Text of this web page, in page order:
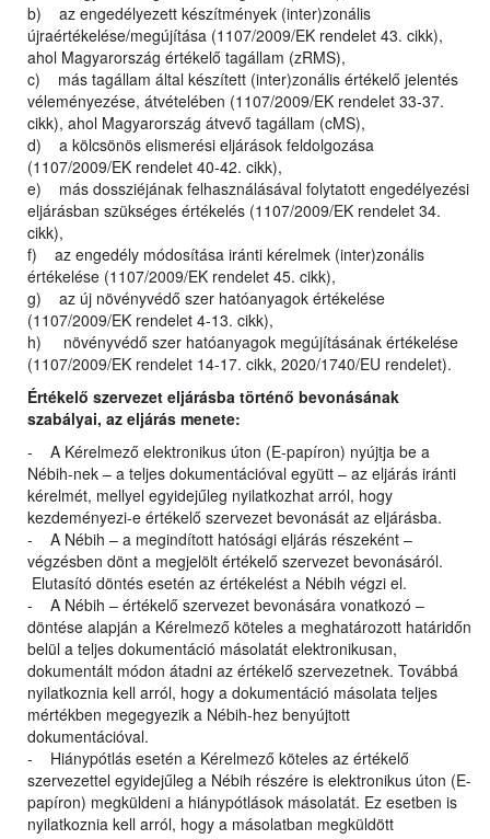
b) az engedélyezett készítmények (inter)zonális
újraértékelése/megújítása (1107/2009/EK rendelet 43. cikk),
ahol Magyarország értékelő tagállam (zRMS),
c) más tagállam által készített (inter)zonális értékelő jelentés
véleményezése, átvételében (1107/2009/EK rendelet 33-37.
cikk), ahol Magyarország átvevő tagállam (cMS),
d) a kölcsönös elismerési eljárások feldolgozása
(1107/2009/EK rendelet 40-42. cikk),
e) más dossziéjának felhasználásával folytatott engedélyezési
eljárásban szükséges értékelés (1107/2009/EK rendelet 34.
cikk),
f) az engedély módosítása iránti kérelmek (inter)zonális
értékelése (1107/2009/EK rendelet 45. cikk),
g) az új növényvédő szer hatóanyagok értékelése
(1107/2009/EK rendelet 4-13. cikk),
h) növényvédő szer hatóanyagok megújításának értékelése
(1107/2009/EK rendelet 14-17. cikk, 2020/1740/EU rendelet).
Értékelő szervezet eljárásba történő bevonásának
szabályai, az eljárás menete:
- A Kérelmező elektronikus úton (E-papíron) nyújtja be a
Nébih-nek – a teljes dokumentációval együtt – az eljárás iránti
kérelmét, mellyel egyidejűleg nyilatkozhat arról, hogy
kezdeményezi-e értékelő szervezet bevonását az eljárásba.
- A Nébih – a megindított hatósági eljárás részeként –
végzésben dönt a megjelölt értékelő szervezet bevonásáról.
Elutasító döntés esetén az értékelést a Nébih végzi el.
- A Nébih – értékelő szervezet bevonására vonatkozó –
döntése alapján a Kérelmező köteles a meghatározott határidőn
belül a teljes dokumentáció másolatát elektronikusan,
dokumentált módon átadni az értékelő szervezetnek. Továbbá
nyilatkoznia kell arról, hogy a dokumentáció másolata teljes
mértékben megegyezik a Nébih-hez benyújtott
dokumentációval.
- Hiánypótlás esetén a Kérelmező köteles az értékelő
szervezettel egyidejűleg a Nébih részére is elektronikus úton (E-
papíron) megküldeni a hiánypótlások másolatát. Ez esetben is
nyilatkoznia kell arról, hogy a másolatban megküldött